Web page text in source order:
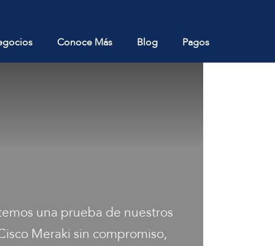
Conoce Más Blog Pagos
una prueba de nuestros
Meraki sin compromiso,